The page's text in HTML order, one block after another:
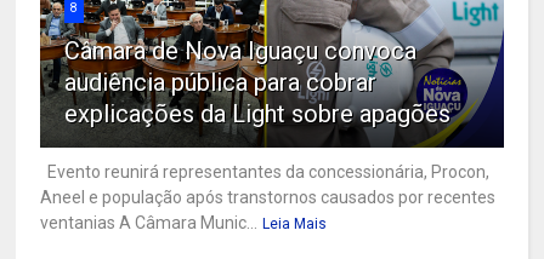
8
Câmara de Nova Iguaçu convoca
audiência pública para cobrar
explicações da Light sobre apagões
Evento reunirá representantes da concessionária, Procon,
Aneel e população após transtornos causados por recentes
ventanias A Câmara Munic... Leia Mais